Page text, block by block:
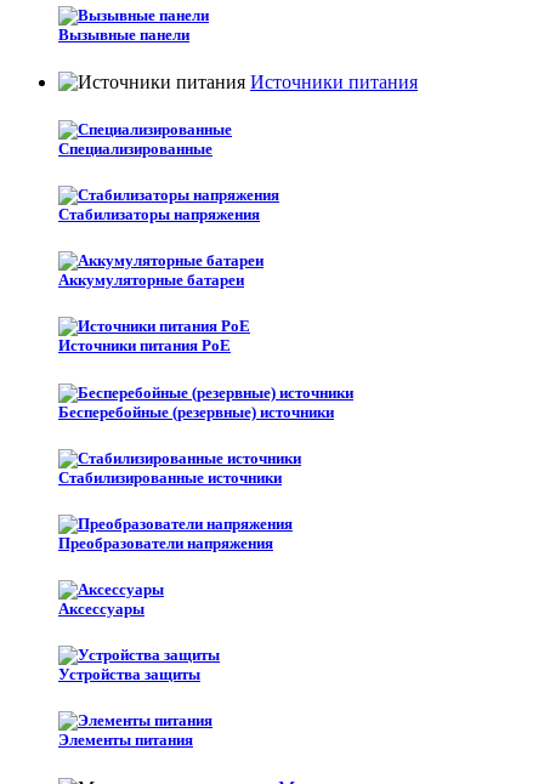
Вызывные панели
Источники питания
Специализированные
Стабилизаторы напряжения
Аккумуляторные батареи
Источники питания PoE
Бесперебойные (резервные) источники
Стабилизированные источники
Преобразователи напряжения
Аксессуары
Устройства защиты
Элементы питания